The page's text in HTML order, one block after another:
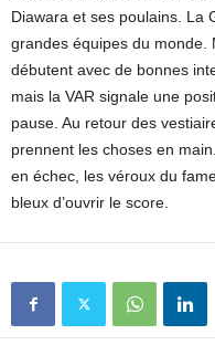
Diawara et ses poulains. La
grandes équipes du monde.
débutent avec de bonnes
mais la VAR signale une
pause. Au retour des
prennent les choses en
en échec, les véroux du
bleux d’ouvrir le score.